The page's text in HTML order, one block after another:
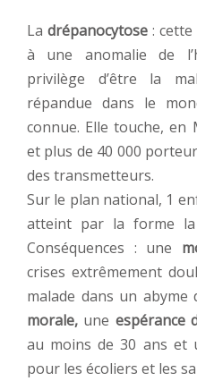
La drépanocytose: cette
à une anomalie de
privilège d’être la
répandue dans le
connue. Elle touche, en
et plus de 40 000
des transmetteurs.
Sur le plan national, 1
atteint par la forme
Conséquences : une
crises extrêmement
malade dans un abyme
morale, une espérance
au moins de 30 ans et
pour les écoliers et les